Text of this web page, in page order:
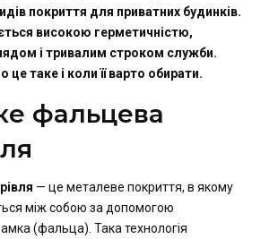
покриття для приватних будинків.
високою герметичністю,
і тривалим строком служби.
таке і коли її варто обирати.
фальцева
— це металеве покриття, в якому
між собою за допомогою
(фальца). Така технологія